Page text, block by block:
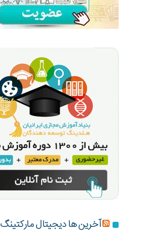
آخرین ها دیجیتال مارکتینگ